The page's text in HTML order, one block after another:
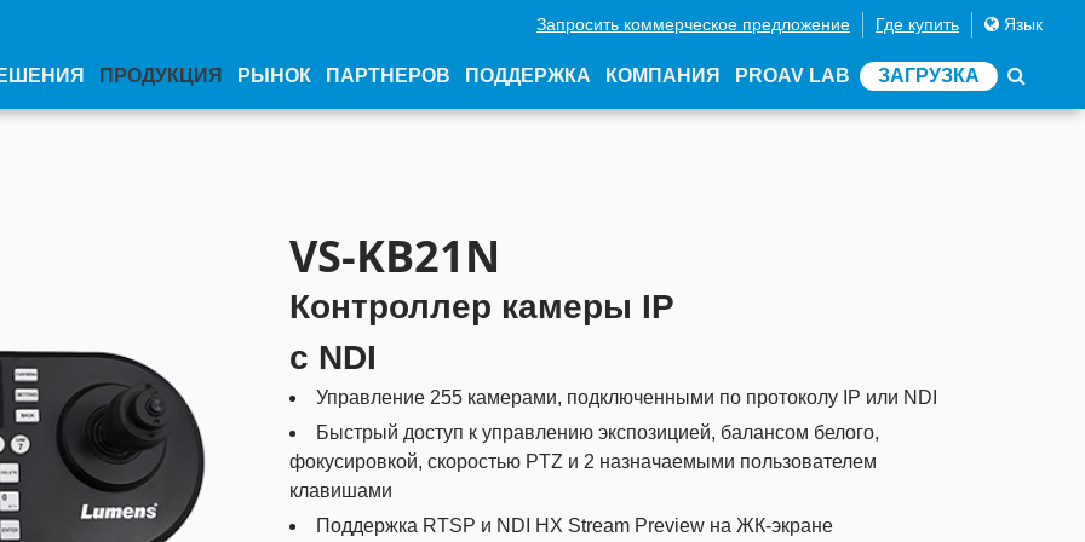
Запросить коммерческое предложение Где купить Язык
ПРОДУКЦИЯ РЫНОК ПАРТНЕРОВ ПОДДЕРЖКА КОМПАНИЯ PROAV LAB ЗАГРУЗКА
VS-KB21N
Контроллер камеры IP
с NDI
Управление 255 камерами, подключенными по протоколу IP или NDI
Быстрый доступ к управлению экспозицией, балансом белого,
фокусировкой, скоростью PTZ и 2 назначаемыми пользователем
клавишами
Поддержка RTSP и NDI HX Stream Preview на ЖК-экране